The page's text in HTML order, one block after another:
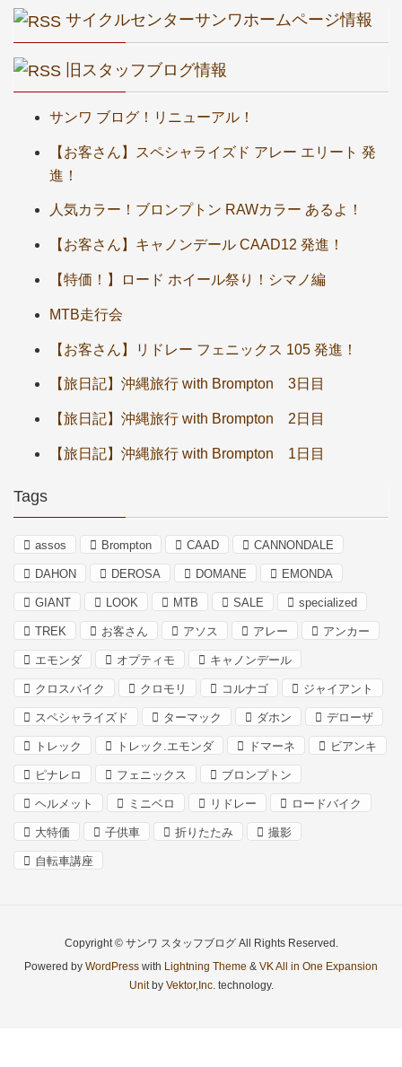
サイクルセンターサンワホームページ情報
旧スタッフブログ情報
サンワ ブログ！リニューアル！
【お客さん】スペシャライズド アレー エリート 発
進！
人気カラー！ブロンプトン RAWカラー あるよ！
【お客さん】キャノンデール CAAD12 発進！
【特価！】ロード ホイール祭り！シマノ編
MTB走行会
【お客さん】リドレー フェニックス 105 発進！
【旅日記】沖縄旅行 with Brompton 3日目
【旅日記】沖縄旅行 with Brompton 2日目
【旅日記】沖縄旅行 with Brompton 1日目
Tags
assos Brompton CAAD CANNONDALE
DAHON DEROSA DOMANE EMONDA
GIANT LOOK MTB SALE specialized
TREK お客さん アソス アレー アンカー
エモンダ オプティモ キャノンデール
クロスバイク クロモリ コルナゴ ジャイアント
スペシャライズド ターマック ダホン デローザ
トレック トレック.エモンダ ドマーネ ビアンキ
ピナレロ フェニックス ブロンプトン
ヘルメット ミニベロ リドレー ロードバイク
大特価 子供車 折りたたみ 撮影
自転車講座
Copyright © サンワ スタッフブログ All Rights Reserved.
Powered by WordPress with Lightning Theme & VK All in One Expansion
Unitby Vektor,Inc.technology.